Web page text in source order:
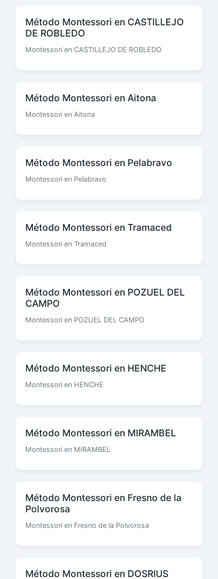
Método Montessori en CASTILLEJO
DE ROBLEDO
Montessori en CASTILLEJO DE ROBLEDO
Método Montessori en Aitona
Montessori en Aitona
Método Montessori en Pelabravo
Montessori en Pelabravo
Método Montessori en Tramaced
Montessori en Tramaced
Método Montessori en POZUEL DEL
CAMPO
Montessori en POZUEL DEL CAMPO
Método Montessori en HENCHE
Montessori en HENCHE
Método Montessori en MIRAMBEL
Montessori en MIRAMBEL
Método Montessori en Fresno de la
Polvorosa
Montessori en Fresno de la Polvorosa
Método Montessori en DOSRIUS